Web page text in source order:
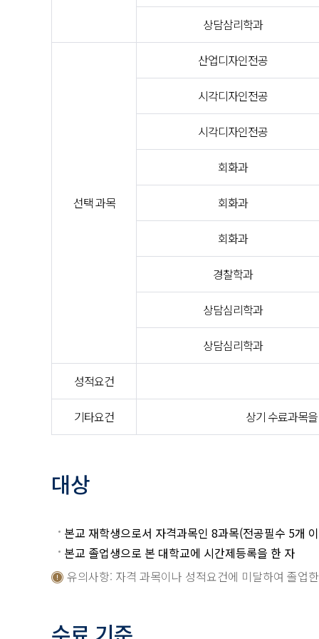
상담삼리학과
선택 과목
산업디자인전공
시각디자인전공
시각디자인전공
회화과
회화과
회화과
경찰학과
상담심리학과
상담심리학과
성적요건
기타요건 상기 수료과목
대상
본교 재학생으로서 자격과목인 8과목(전공필수 5개
본교 졸업생으로 본 대학교에 시간제등록을 한 자
유의사항: 자격 과목이나 성적요건에 미달하여 졸업